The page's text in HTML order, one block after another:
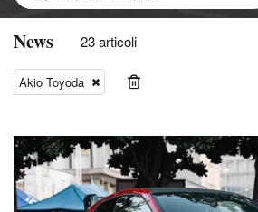
News 23 articoli
Akio Toyoda